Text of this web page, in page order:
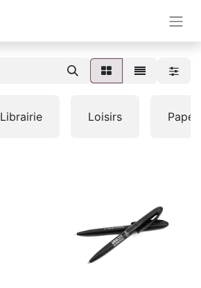
Librairie Loisirs